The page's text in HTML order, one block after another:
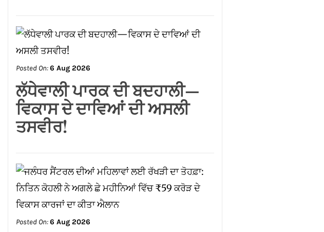
Posted On:6 Aug 2026
ਲੱਧੇਵਾਲੀ ਪਾਰਕ ਦੀ ਬਦਹਾਲੀ—
ਵਿਕਾਸ ਦੇ ਦਾਵਿਆਂ ਦੀ ਅਸਲੀ
ਤਸਵੀਰ!
Posted On:6 Aug 2026